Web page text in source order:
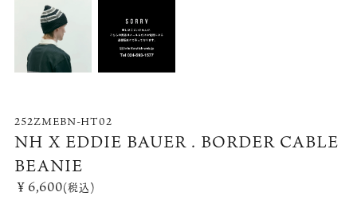
252ZMEBN-HT02
NH X EDDIE BAUER . BORDER CABLE
BEANIE
￥6,600(税込)